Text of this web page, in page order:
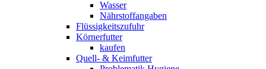
Wasser
Nährstoffangaben
Flüssigkeitszufuhr
Körnerfutter
kaufen
Quell- & Keimfutter